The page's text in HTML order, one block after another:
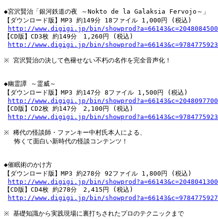
◆宮沢賢治「銀河鉄道の夜 ～Nokto de la Galaksia Fervojo～」
【ダウンロード版】MP3 約149分 18ファイル 1,000円 (税込)
http://www.digigi.jp/bin/
【CD版】CD3枚 約149分　1,260円 (税込)
http://www.digigi.jp/bin/
※ 宮沢賢治の決して色褪せない不朽の名作を完全音声化！
◆幽霊譚 ～霊威～
【ダウンロード版】MP3 約147分 8ファイル 1,500円 (税込)
http://www.digigi.jp/bin/
【CD版】CD2枚 約147分　2,100円 (税込)
http://www.digigi.jp/bin/
※ 稀代の怪談師・ファンキー中村氏本人による、
怖くて面白い新時代の怪談コンテンツ！
◆催眠術のかけ方
【ダウンロード版】MP3 約278分 92ファイル 1,800円 (税込)
http://www.digigi.jp/bin/
【CD版】CD4枚 約278分　2,415円 (税込)
http://www.digigi.jp/bin/
※ 基礎知識から実践現場に裏打ちされたプロのテクニックまで